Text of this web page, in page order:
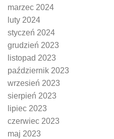
marzec 2024
luty 2024
styczeń 2024
grudzień 2023
listopad 2023
październik 2023
wrzesień 2023
sierpień 2023
lipiec 2023
czerwiec 2023
maj 2023